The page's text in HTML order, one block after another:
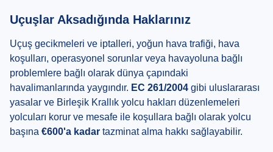
Uçuşlar Aksadığında Haklarınız
Uçuş gecikmeleri ve iptalleri, yoğun hava trafiği, hava
koşulları, operasyonel sorunlar veya havayoluna bağlı
problemlere bağlı olarak dünya çapındaki
havalimanlarında yaygındır. EC 261/2004 gibi uluslararası
yasalar ve Birleşik Krallık yolcu hakları düzenlemeleri
yolcuları korur ve mesafe ile koşullara bağlı olarak yolcu
başına €600'a kadar tazminat alma hakkı sağlayabilir.